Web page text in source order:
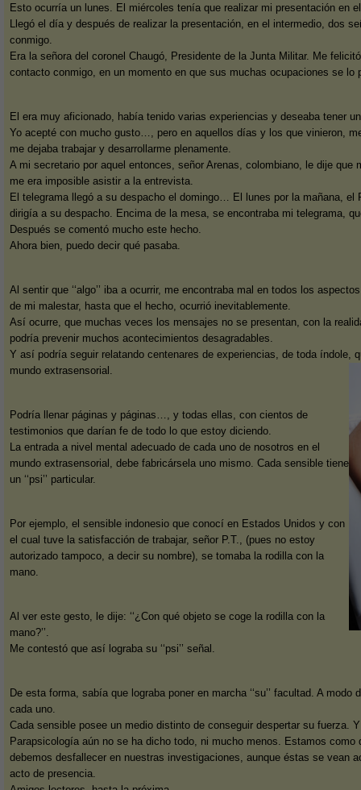
Esto ocurría un lunes. El miércoles tenía que realizar mi presentación en
Llegó el día y después de realizar la presentación, en el intermedio, dos
conmigo.
Era la señora del coronel Chaugó, Presidente de la Junta Militar. Me
contacto conmigo, en un momento en que sus muchas ocupaciones se lo
El era muy aficionado, había tenido varias experiencias y deseaba tener
Yo acepté con mucho gusto…, pero en aquellos días y los que vinieron,
me dejaba trabajar y desarrollarme plenamente.
A mi secretario por aquel entonces, señor Arenas, colombiano, le dije
me era imposible asistir a la entrevista.
El telegrama llegó a su despacho el domingo… El lunes por la mañana,
dirigía a su despacho. Encima de la mesa, se encontraba mi telegrama,
Después se comentó mucho este hecho.
Ahora bien, puedo decir qué pasaba.
Al sentir que ‘‘algo’’ iba a ocurrir, me encontraba mal en todos los
de mi malestar, hasta que el hecho, ocurrió inevitablemente.
Así ocurre, que muchas veces los mensajes no se presentan, con la
podría prevenir muchos acontecimientos desagradables.
Y así podría seguir relatando centenares de experiencias, de toda índole,
mundo extrasensorial.
Podría llenar páginas y páginas…, y todas ellas, con cientos de
testimonios que darían fe de todo lo que estoy diciendo.
La entrada a nivel mental adecuado de cada uno de nosotros en el
mundo extrasensorial, debe fabricársela uno mismo. Cada sensible tiene
un ‘‘psi’’ particular.
Por ejemplo, el sensible indonesio que conocí en Estados Unidos y con
el cual tuve la satisfacción de trabajar, señor P.T., (pues no estoy
autorizado tampoco, a decir su nombre), se tomaba la rodilla con la
mano.
Al ver este gesto, le dije: ‘‘¿Con qué objeto se coge la rodilla con la
mano?’’.
Me contestó que así lograba su ‘‘psi’’ señal.
De esta forma, sabía que lograba poner en marcha ‘‘su’’ facultad. A
cada uno.
Cada sensible posee un medio distinto de conseguir despertar su fuerza.
Parapsicología aún no se ha dicho todo, ni mucho menos. Estamos
debemos desfallecer en nuestras investigaciones, aunque éstas se vean
acto de presencia.